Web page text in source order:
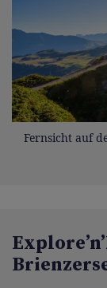
Fernsicht auf